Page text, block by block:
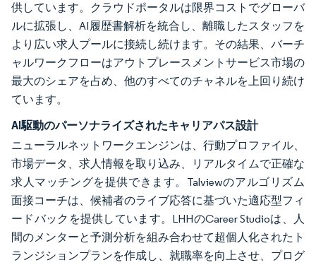
供しています。クラウドポータルは限界コストでグローバ
ルに拡張し、AI履歴書解析を統合し、離職したスタッフを
より広い求人プールに接続し続けます。その結果、バーチ
ャルワークフローはアウトプレースメントサービス市場の
最大のシェアを占め、他のすべてのチャネルを上回り続け
ています。
AI駆動のパーソナライズされたキャリアパス設計
ニューラルネットワークエンジンは、行動プロファイル、
市場データ、求人情報を取り込み、リアルタイムで正確な
求人マッチングを提供できます。Talviewのアルゴリズム
面接コーチは、候補者のライブ応答に基づいた適応型フィ
ードバックを提供しています。LHHのCareer Studioは、人
間のメンターと予測分析を組み合わせて超個人化されたト
ランジションプランを作成し、就職率を向上させ、プログ